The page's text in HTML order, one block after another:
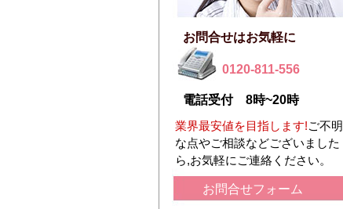
お問合せはお気軽に
0120-811-556
電話受付 8時~20時
業界最安値を目指します!ご不明
な点やご相談などございました
ら,お気軽にご連絡ください。
お問合せフォーム